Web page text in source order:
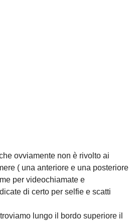
ovviamente non è rivolto ai
( una anteriore e una posteriore
per videochiamate e
di certo per selfie e scatti
lungo il bordo superiore il